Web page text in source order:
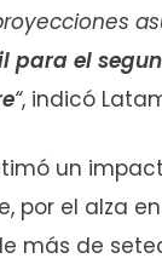
para el
“, indicó
un
por el alza
más de